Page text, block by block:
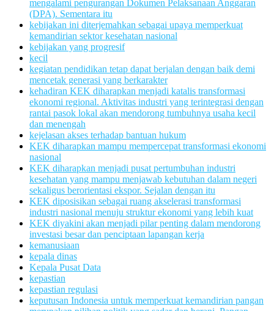
mengalami pengurangan Dokumen Pelaksanaan Anggaran
(DPA). Sementara itu
kebijakan ini diterjemahkan sebagai upaya memperkuat
kemandirian sektor kesehatan nasional
kebijakan yang progresif
kecil
kegiatan pendidikan tetap dapat berjalan dengan baik demi
mencetak generasi yang berkarakter
kehadiran KEK diharapkan menjadi katalis transformasi
ekonomi regional. Aktivitas industri yang terintegrasi dengan
rantai pasok lokal akan mendorong tumbuhnya usaha kecil
dan menengah
kejelasan akses terhadap bantuan hukum
KEK diharapkan mampu mempercepat transformasi ekonomi
nasional
KEK diharapkan menjadi pusat pertumbuhan industri
kesehatan yang mampu menjawab kebutuhan dalam negeri
sekaligus berorientasi ekspor. Sejalan dengan itu
KEK diposisikan sebagai ruang akselerasi transformasi
industri nasional menuju struktur ekonomi yang lebih kuat
KEK diyakini akan menjadi pilar penting dalam mendorong
investasi besar dan penciptaan lapangan kerja
kemanusiaan
kepala dinas
Kepala Pusat Data
kepastian
kepastian regulasi
keputusan Indonesia untuk memperkuat kemandirian pangan